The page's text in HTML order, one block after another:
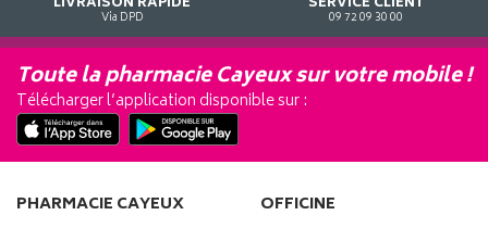
Via DPD 09 72 09 30 00
Toute la pharmacie Cayeux sur votre mobile !
Télécharger l’application disponible sur :
PHARMACIE CAYEUX OFFICINE